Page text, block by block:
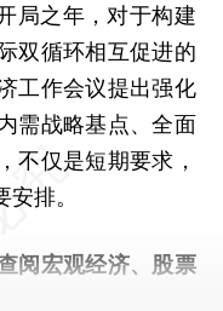
之年，对于构建
双循环相互促进的
工作会议提出强化
需战略基点、全面
不仅是短期要求，
排。
阅宏观经济、股票